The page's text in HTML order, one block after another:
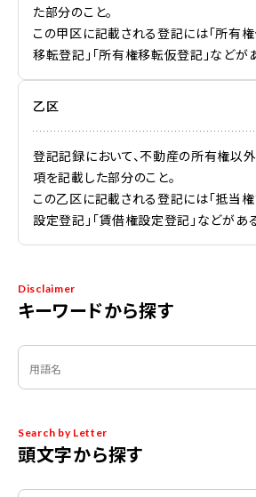
Disclaimer
キーワードから探す
Search by Letter
頭文字から探す
た部分のこと。
この甲区に記載される登記には「所有
移転登記」「所有権移転仮登記」などが
乙区
登記記録において、不動産の所有権以
項を記載した部分のこと。
この乙区に記載される登記には「抵当
設定登記」「賃借権設定登記」などがあ